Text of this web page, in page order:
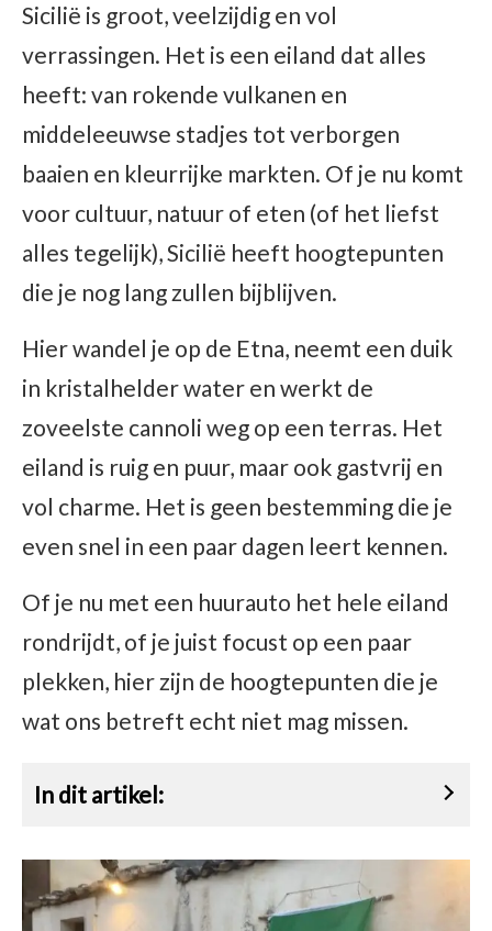
Sicilië is groot, veelzijdig en vol
verrassingen. Het is een eiland dat alles
heeft: van rokende vulkanen en
middeleeuwse stadjes tot verborgen
baaien en kleurrijke markten. Of je nu komt
voor cultuur, natuur of eten (of het liefst
alles tegelijk), Sicilië heeft hoogtepunten
die je nog lang zullen bijblijven.
Hier wandel je op de Etna, neemt een duik
in kristalhelder water en werkt de
zoveelste cannoli weg op een terras. Het
eiland is ruig en puur, maar ook gastvrij en
vol charme. Het is geen bestemming die je
even snel in een paar dagen leert kennen.
Of je nu met een huurauto het hele eiland
rondrijdt, of je juist focust op een paar
plekken, hier zijn de hoogtepunten die je
wat ons betreft echt niet mag missen.
In dit artikel: